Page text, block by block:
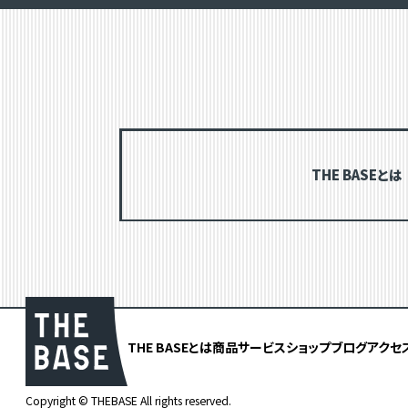
THE BASEとは
THE BASEとは商品サービスショップブログアクセ
Copyright © THEBASE All rights reserved.